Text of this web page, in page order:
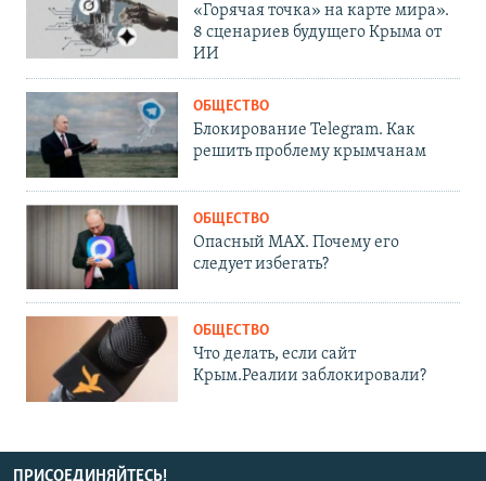
«Горячая точка» на карте мира».
8 сценариев будущего Крыма от
ИИ
ОБЩЕСТВО
Блокирование Telegram. Как
решить проблему крымчанам
ОБЩЕСТВО
Опасный MAX. Почему его
следует избегать?
ОБЩЕСТВО
Что делать, если сайт
Крым.Реалии заблокировали?
ПРИСОЕДИНЯЙТЕСЬ!